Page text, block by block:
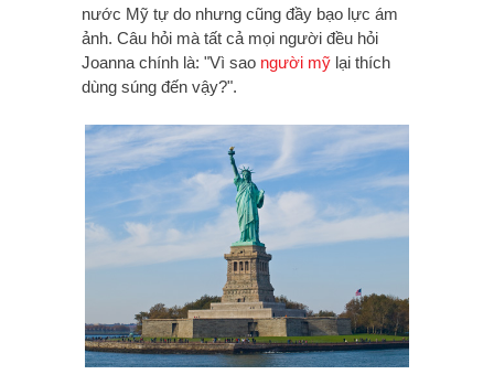
nước Mỹ tự do nhưng cũng đầy bạo lực ám
ảnh. Câu hỏi mà tất cả mọi người đều hỏi
Joanna chính là: "Vì sao người mỹ lại thích
dùng súng đến vậy?".